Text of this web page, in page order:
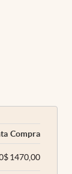
Compra
$1470,00